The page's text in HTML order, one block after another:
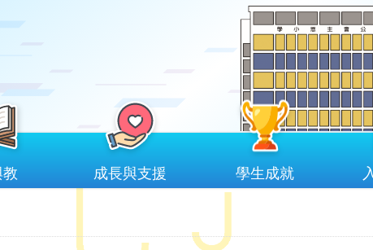
成長與支援 學生成就